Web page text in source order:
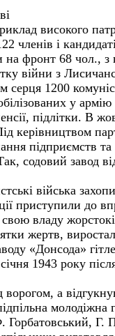
високого
членів і
фронт 68 чол., з
війни з
серця 1200
у
підлітки. В
керівництвом
підприємств
содовий завод
війська
приступили до
владу
жертв,
«Донсода»
1943 року
а
Г.